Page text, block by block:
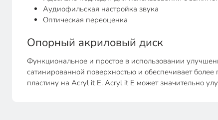
Аудиофильская настройка звука
Оптическая переоценка
Опорный акриловый диск
Функциональное и простое в использовании
сатинированной поверхностью и обеспечивает
пластину на Acryl it E. Acryl it E может значительно